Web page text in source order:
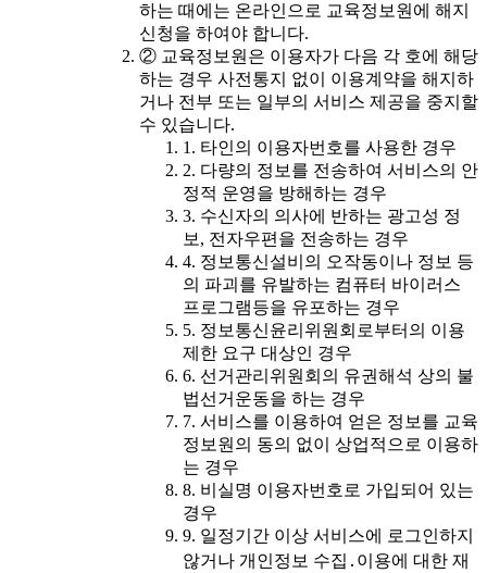
하는 때에는 온라인으로 교육정보원에 해지
신청을 하여야 합니다.
② 교육정보원은 이용자가 다음 각 호에 해당
하는 경우 사전통지 없이 이용계약을 해지하
거나 전부 또는 일부의 서비스 제공을 중지할
수 있습니다.
1. 타인의 이용자번호를 사용한 경우
2. 다량의 정보를 전송하여 서비스의 안
정적 운영을 방해하는 경우
3. 수신자의 의사에 반하는 광고성 정
보, 전자우편을 전송하는 경우
4. 정보통신설비의 오작동이나 정보 등
의 파괴를 유발하는 컴퓨터 바이러스
프로그램등을 유포하는 경우
5. 정보통신윤리위원회로부터의 이용
제한 요구 대상인 경우
6. 선거관리위원회의 유권해석 상의 불
법선거운동을 하는 경우
7. 서비스를 이용하여 얻은 정보를 교육
정보원의 동의 없이 상업적으로 이용하
는 경우
8. 비실명 이용자번호로 가입되어 있는
경우
9. 일정기간 이상 서비스에 로그인하지
않거나 개인정보 수집․이용에 대한 재